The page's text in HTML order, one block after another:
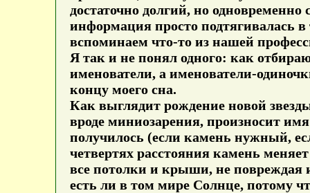
достаточно долгий, но
информация просто подтягивалась
вспоминаем что-то из нашей
Я так и не понял одного: как
именователи, а именователи-
концу моего сна.
Как выглядит рождение новой
вроде миниозарения, произносит
получилось (если камень нужный,
четвертях расстояния камень
все потолки и крыши, не повреждая
есть ли в том мире Солнце, потому